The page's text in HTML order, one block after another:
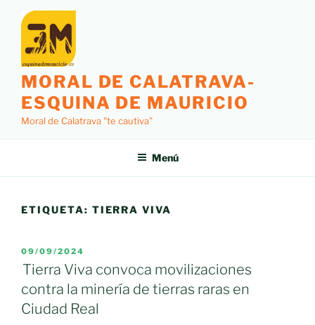
contenido
MORAL DE CALATRAVA-
ESQUINA DE MAURICIO
Moral de Calatrava "te cautiva"
Menú
ETIQUETA: TIERRA VIVA
PUBLICADO
EL
09/09/2024
Tierra Viva convoca movilizaciones
contra la minería de tierras raras en
Ciudad Real